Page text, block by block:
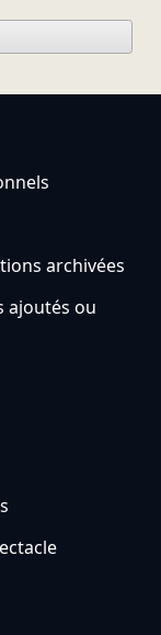
archivées
ajoutés ou